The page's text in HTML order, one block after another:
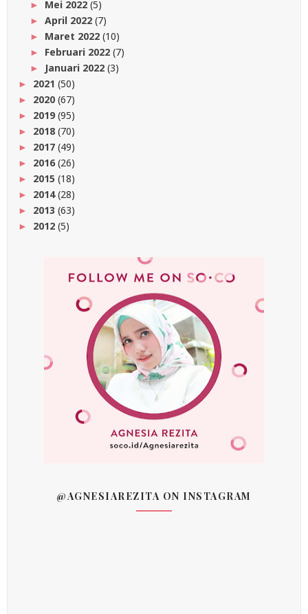
► Mei 2022 (5)
► April 2022 (7)
► Maret 2022 (10)
► Februari 2022 (7)
► Januari 2022 (3)
► 2021 (50)
► 2020 (67)
► 2019(95)
► 2018 (70)
► 2017 (49)
► 2016(26)
► 2015 (18)
► 2014(28)
► 2013 (63)
► 2012 (5)
@AGNESIAREZITA ON INSTAGRAM